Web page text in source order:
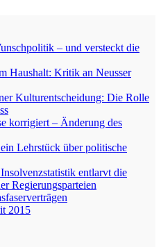
– und versteckt die
Haushalt: Kritik an Neusser
Kulturentscheidung: Die Rolle
korrigiert – Änderung des
Lehrstück über politische
entlarvt die
Regierungsparteien
2015